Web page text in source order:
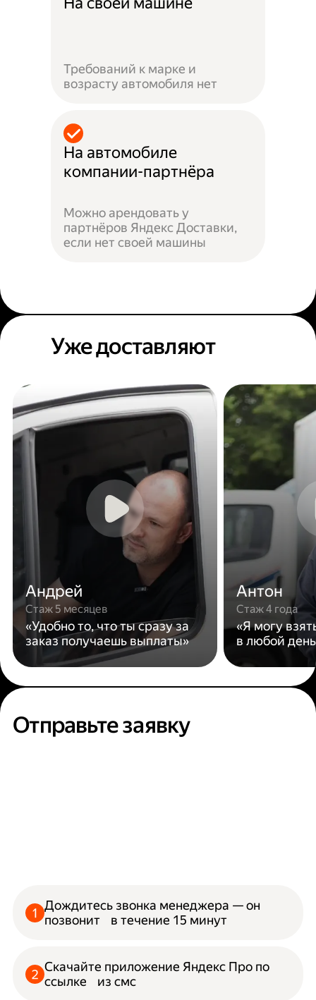
Требований к марке и
возрасту автомобиля нет
На автомобиле
компании-партнёра
Можно арендовать у
партнёров Яндекс Доставки,
если нет своей машины
Уже доставляют
Андрей
Стаж 5 месяцев
«Удобно то, что ты сразу за
заказ получаешь выплаты»
Антон
Стаж 4 года
«Я могу
в любой
Отправьте заявку
Дождитесь звонка менеджера — он
позвонит в течение 15 минут
Скачайте приложение Яндекс Про по
ссылке из смс